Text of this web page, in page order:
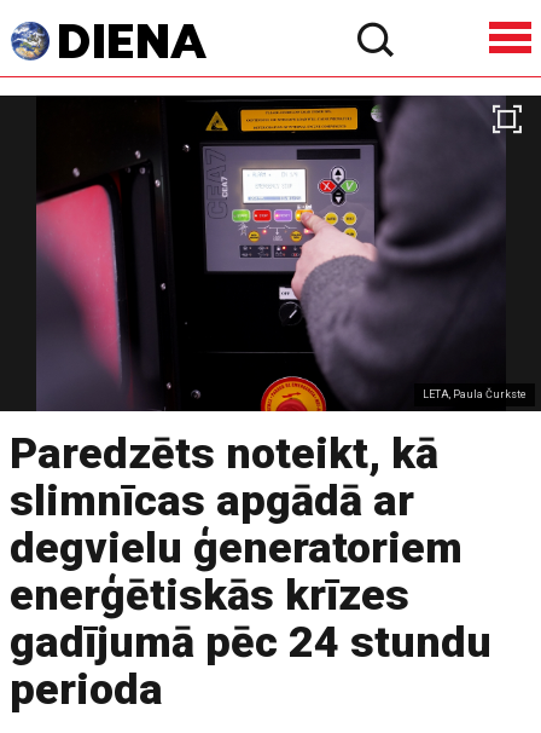
LETA, Paula Čurkste
Paredzēts noteikt, kā
slimnīcas apgādā ar
degvielu ģeneratoriem
enerģētiskās krīzes
gadījumā pēc 24 stundu
perioda